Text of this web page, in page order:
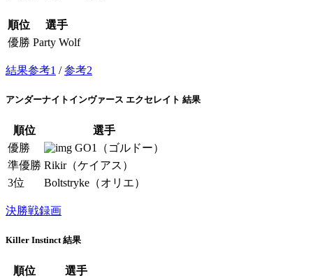
順位
選手
優勝 Party Wolf
結果参考1 /参考2
アンダーナイトインヴァース エクセレイト 結果
順位
選手
優勝
GO1（ゴルドー）
準優勝 Rikir（ケイアス）
3位
Boltstryke（オリエ）
決勝戦録画
Killer Instinct 結果
順位
選手